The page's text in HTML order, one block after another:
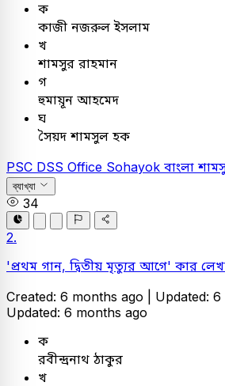
ক
কাজী নজরুল ইসলাম
খ
শামসুর রাহমান
গ
হুমায়ূন আহমেদ
ঘ
সৈয়দ শামসুল হক
PSC DSS Office Sohayok বাংলা
ব্যাখ্যা
34
2.
'প্রথম গান, দ্বিতীয় মৃত্যুর আগে' কার
Created: 6 months ago | Updated:
Updated: 6 months ago
ক
রবীন্দ্রনাথ ঠাকুর
খ